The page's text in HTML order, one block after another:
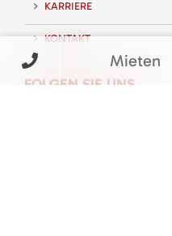
KARRIERE
KONTAKT
FOLGEN SIE UNS
Mieten